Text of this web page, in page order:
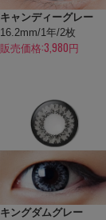
キャンディーグレー
16.2mm/1年/2枚
販売価格:3,980円
キングダムグレー